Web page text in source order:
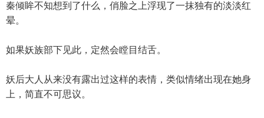
秦倾眸不知想到了什么，俏脸之上浮现了一抹独有的淡淡红
晕。
如果妖族部下见此，定然会瞠目结舌。
妖后大人从来没有露出过这样的表情，类似情绪出现在她身
上，简直不可思议。